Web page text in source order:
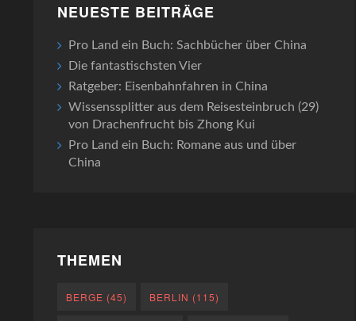
NEUESTE BEITRÄGE
Pro Land ein Buch: Sachbücher über China
Die fantastischsten Vier
Ratgeber: Eisenbahnfahren in China
Wissenssplitter aus dem Reisesteinbruch (29)
von Drachenfrucht bis Zhong Kui
Pro Land ein Buch: Romane aus und über
China
THEMEN
BERGE (45) BERLIN (115)